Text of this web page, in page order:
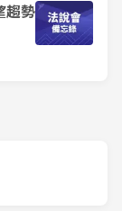
趨勢